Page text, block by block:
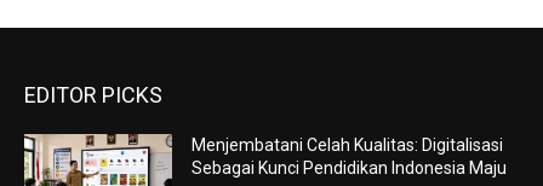
EDITOR PICKS
Menjembatani Celah Kualitas: Digitalisasi
Sebagai Kunci Pendidikan Indonesia Maju